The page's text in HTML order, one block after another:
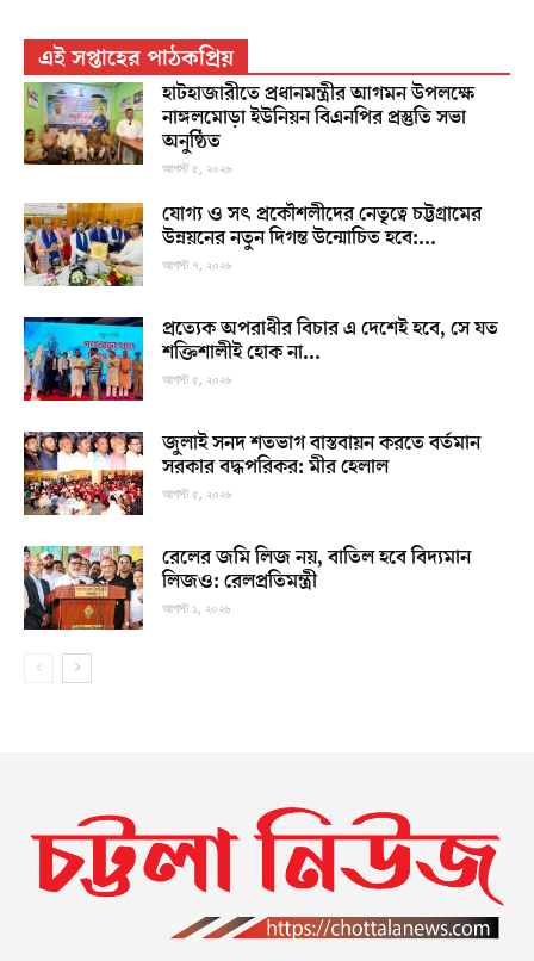
এই সপ্তাহের পাঠকপ্রিয়
হাটহাজারীতে প্রধানমন্ত্রীর আগমন উপলক্ষে
নাঙ্গলমোড়া ইউনিয়ন বিএনপির প্রস্তুতি সভা
অনুষ্ঠিত
আগস্ট ৫, ২০২৬
যোগ্য ও সৎ প্রকৌশলীদের নেতৃত্বে চট্টগ্রামের
উন্নয়নের নতুন দিগন্ত উন্মোচিত হবে:...
আগস্ট ৭, ২০২৬
প্রত্যেক অপরাধীর বিচার এ দেশেই হবে, সে যত
শক্তিশালীই হোক না...
আগস্ট ৫, ২০২৬
জুলাই সনদ শতভাগ বাস্তবায়ন করতে বর্তমান
সরকার বদ্ধপরিকর: মীর হেলাল
আগস্ট ৫, ২০২৬
রেলের জমি লিজ নয়, বাতিল হবে বিদ্যমান
লিজও: রেলপ্রতিমন্ত্রী
আগস্ট ১, ২০২৬